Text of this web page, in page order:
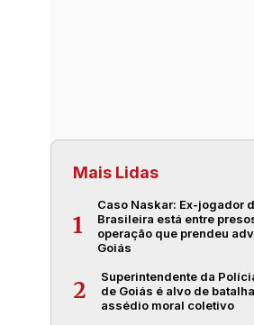
Mais Lidas
1
Caso Naskar: Ex-jogador
Brasileira está entre
operação que prendeu
Goiás
2
Superintendente da
de Goiás é alvo de
assédio moral coletivo